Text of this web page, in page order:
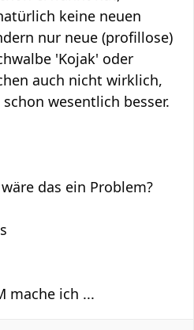
keine neuen
nur neue (profillose)
'Kojak' oder
auch nicht wirklich,
wesentlich besser.
das ein Problem?
mache ich ...